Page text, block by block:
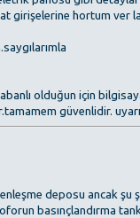
girişelerine hortum ver
olduğun için
güvenlidir.
deposu ancak şu
basınçlandırma